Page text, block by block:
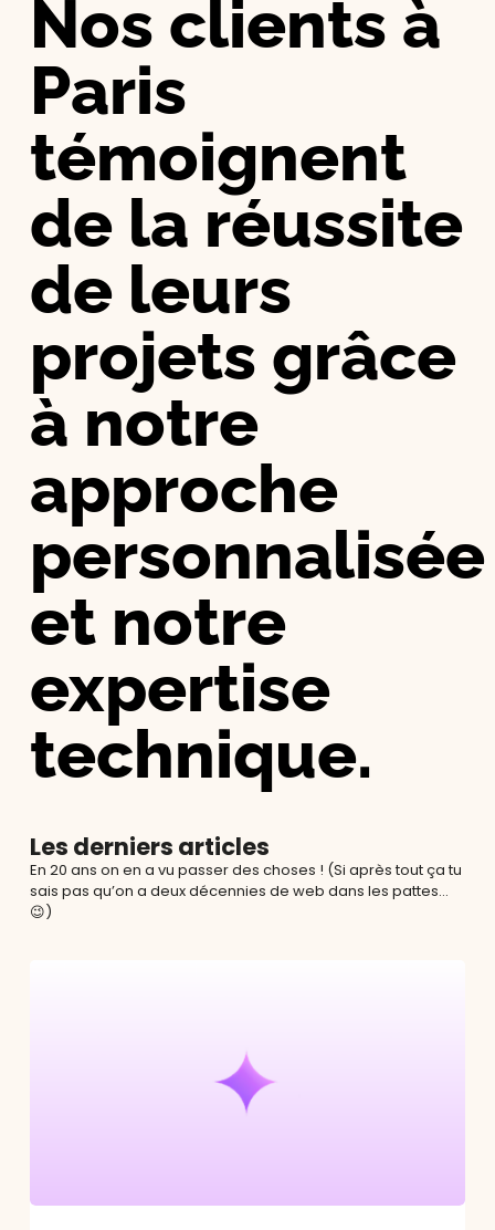
Nos clients à
Paris
témoignent
de la réussite
de leurs
projets grâce
à notre
approche
personnalisée
et notre
expertise
technique.
Les derniers articles
En 20 ans on en a vu passer des choses ! (Si après tout ça tu
sais pas qu’on a deux décennies de web dans les pattes…
😉)
votre